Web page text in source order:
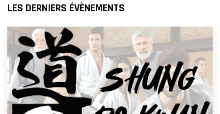
LES DERNIERS ÉVÈNEMENTS